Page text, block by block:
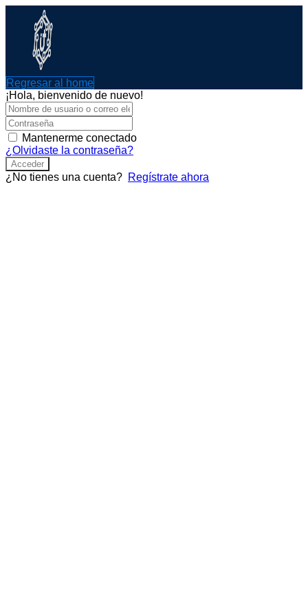
contenido
Regresar al home
¡Hola, bienvenido de nuevo!
Mantenerme conectado
¿Olvidaste la contraseña?
Acceder
¿No tienes una cuenta? Regístrate ahora